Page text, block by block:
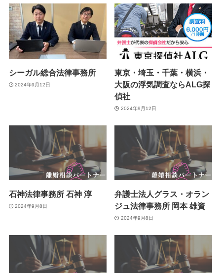
シーガル総合法律事務所
2024年9月12日
東京・埼玉・千葉・横浜・
大阪の浮気調査ならALG探
偵社
2024年9月12日
石神法律事務所 石神 淳
2024年9月8日
弁護士法人グラス・オラン
ジュ法律事務所 岡本 雄資
2024年9月8日